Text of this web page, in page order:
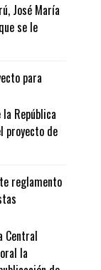
José María
se le
para
República
proyecto de
reglamento
Central
la